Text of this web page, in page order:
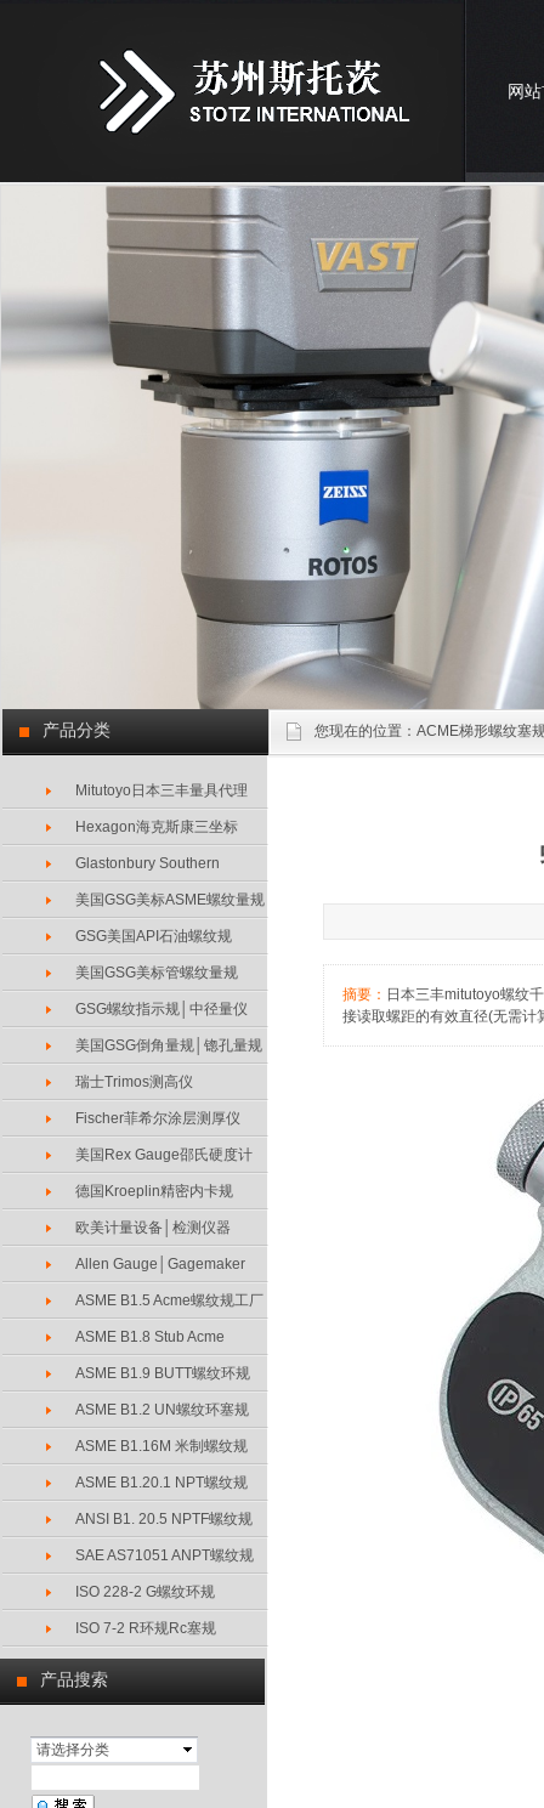
网
联
产品搜索
请选择分类
您现在的位置： ACME梯形螺纹塞
产品分类
Mitutoyo日本三丰量具代理
Hexagon海克斯康三坐标
Glastonbury Southern
美国GSG美标ASME螺纹量规
GSG美国API石油螺纹规
美国GSG美标管螺纹量规
GSG螺纹指示规│中径量仪
美国GSG倒角量规│锪孔量规
瑞士Trimos测高仪
Fischer菲希尔涂层测厚仪
美国Rex Gauge邵氏硬度计
德国Kroeplin精密内卡规
欧美计量设备│检测仪器
Allen Gauge│Gagemaker
ASME B1.5 Acme螺纹规工厂
ASME B1.8 Stub Acme
ASME B1.9 BUTT螺纹环规
ASME B1.2 UN螺纹环塞规
ASME B1.16M 米制螺纹规
ASME B1.20.1 NPT螺纹规
ANSI B1. 20.5 NPTF螺纹规
SAE AS71051 ANPT螺纹规
ISO 228-2 G螺纹环规
ISO 7-2 R环规Rc塞规
摘要： 日本三丰mitutoyo螺纹
接读取螺距的有效直径(无需